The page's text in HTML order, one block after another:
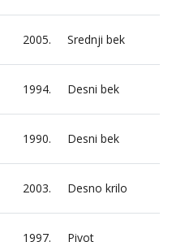
2005. Srednji bek
1994. Desni bek
1990. Desni bek
2003. Desno krilo
1997. Pivot